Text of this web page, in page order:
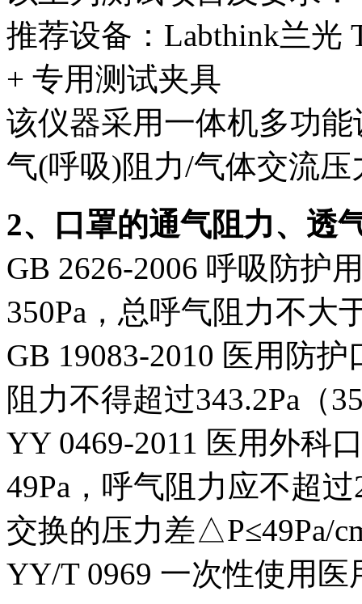
推荐设备：Labthink兰光
+ 专用测试夹具
该仪器采用一体机多功
气(呼吸)阻力/气体交流
2、口罩的通气阻力、透
GB 2626-2006 呼吸防护
350Pa，总呼气阻力不大
GB 19083-2010 医用防
阻力不得超过343.2Pa（
YY 0469-2011 医用外科
49Pa，呼气阻力应不超
交换的压力差△P≤49Pa/
YY/T 0969 一次性使用